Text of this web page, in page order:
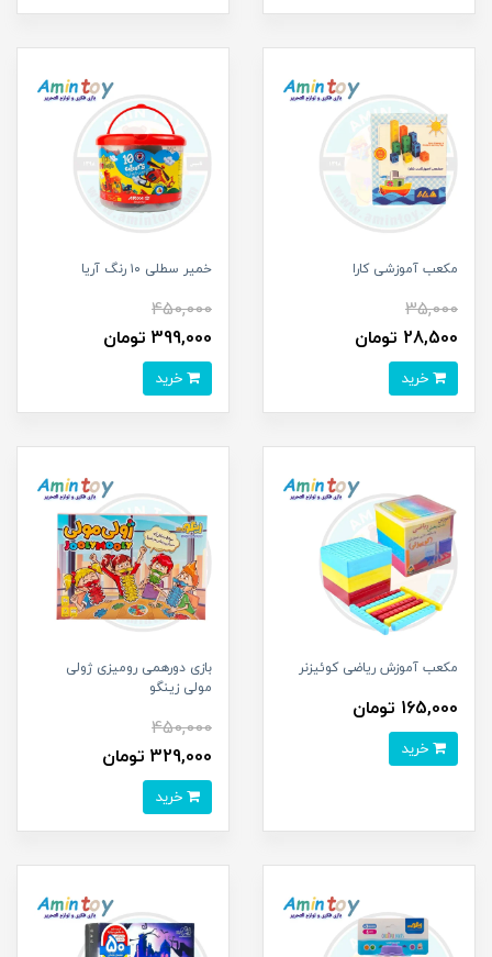
مکعب آموزشی کارا
35,000
28,500 تومان
خمیر سطلی ۱۰ رنگ آریا
450,000
399,000 تومان
مکعب آموزش ریاضی کوئیزنر
165,000 تومان
بازی دورهمی رومیزی ژولی
مولی زینگو
450,000
329,000 تومان